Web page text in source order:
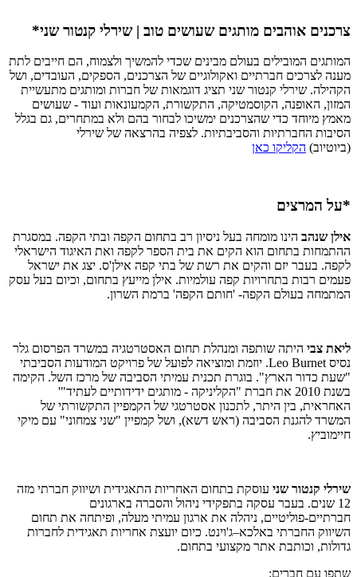
צרכנים אוהבים מותגים שעושים טוב | שירלי קנטור שני*
המותגים המובילים בעולם מבינים שכדי להמשיך ולצמוח, הם חייבים לתת
מענה לצרכים חברתיים ואקולוגיים של הצרכנים, הספקים, העובדים, ושל
הקהילה. שירלי קנטור שני תציג דוגמאות של חברות ומותגים מתעשיית
המזון, האופנה, הקוסמטיקה, התקשורת, הקמעונאות ועוד - שעושים
מאמץ מיוחד כדי שהצרכנים ימשיכו לבחור בהם ולא במתחרים, גם בגלל
הסיבות החברתיות והסביבתיות. לצפיה בהרצאה של שירלי
(ביוטיוב) הקליקו כאן
*על המרצים
אילן שנהב הינו מומחה בעל ניסיון רב בתחום הקפה ובתי הקפה. במסגרת
ההתמחות בתחום הוא הקים את בית הספר לקפה ואת האיגוד הישראלי
לקפה. בעבר יזם והקים את רשת של בתי קפה אילן'ס. יצג את ישראל
פעמים רבות בתחרויות קפה עולמיות. אילן מייעץ בתחום, וכיום בעל עסק
המתמחה בעולם הקפה- 'חותם הקפה' ברמת השרון.
ליאת צבי היתה שותפה ומנהלת תחום האסטרטגיה במשרד הפרסום גלר
נסיס Leo Burnet. יוזמת ומוציאה לפועל של פרויקט המודעות הסביבתי
"שעת כדור הארץ". בוגרת תכנית עמיתי הסביבה של מרכז השל. הקימה
בשנת 2010 את חברת "הקליניקה - מותגים ידידותיים לעתיד"'
האחראית, בין היתר, לתכנון אסטרטגי של הקמפיין התקשורתי של
המשרד להגנת הסביבה (ראש דשא), ושל קמפיין "שני צמחוני" עם מיקי
חיימוביץ.
שירלי קנטור שני עוסקת בתחום האחריות התאגידית ושיווק חברתי מזה
12 שנים. בעבר עסקה בתפקידי ניהול והסברה בארגונים
חברתיים-פוליטיים, ניהלה את ארגון עמיתי מעלה, ופיתחה את תחום
השיווק החברתי באלכא–ג'וינט. כיום יועצת אחריות תאגידית לחברות
גדולות, וכותבת אתר מקצועי בתחום.
שתפו עם חברים: